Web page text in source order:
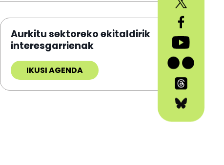
Aurkitu sektoreko ekitaldirik
interesgarrienak
IKUSI AGENDA